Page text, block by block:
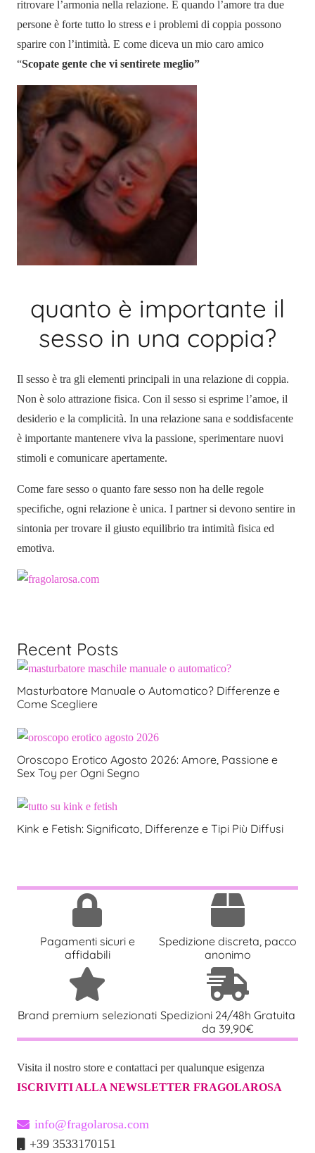
ritrovare l’armonia nella relazione. E quando l’amore tra due
persone è forte tutto lo stress e i problemi di coppia possono
sparire con l’intimità. E come diceva un mio caro amico
“Scopate gente che vi sentirete meglio”
quanto è importante il
sesso in una coppia?
Il sesso è tra gli elementi principali in una relazione di coppia.
Non è solo attrazione fisica. Con il sesso si esprime l’amoe, il
desiderio e la complicità. In una relazione sana e soddisfacente
è importante mantenere viva la passione, sperimentare nuovi
stimoli e comunicare apertamente.
Come fare sesso o quanto fare sesso non ha delle regole
specifiche, ogni relazione è unica. I partner si devono sentire in
sintonia per trovare il giusto equilibrio tra intimità fisica ed
emotiva.
Recent Posts
Masturbatore Manuale o Automatico? Differenze e
Come Scegliere
Oroscopo Erotico Agosto 2026: Amore, Passione e
Sex Toy per Ogni Segno
Kink e Fetish: Significato, Differenze e Tipi Più Diffusi
Pagamenti sicuri e
affidabili
Spedizione discreta, pacco
anonimo
Brand premium selezionati Spedizioni 24/48h Gratuita
da 39,90€
Visita il nostro store e contattaci per qualunque esigenza
ISCRIVITI ALLA NEWSLETTER FRAGOLAROSA
info@fragolarosa.com
+39 3533170151